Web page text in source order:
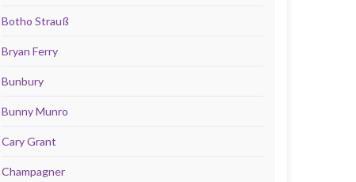
Botho Strauß
Bryan Ferry
Bunbury
Bunny Munro
Cary Grant
Champagner